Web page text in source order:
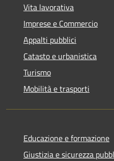
Vita lavorativa
Imprese e Commercio
Appalti pubblici
Catasto e urbanistica
Turismo
Mobilità e trasporti
Educazione e formazione
Giustizia e sicurezza